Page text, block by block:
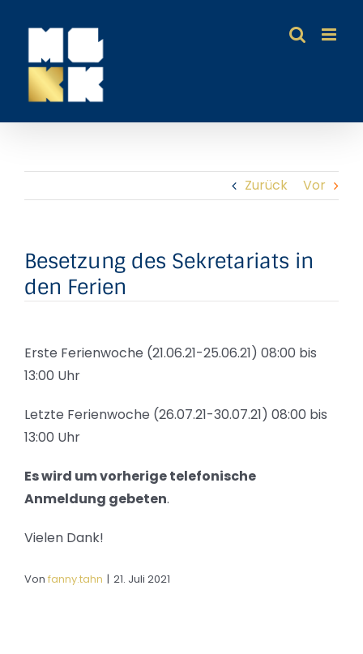
Inhalt
springen
Zurück Vor
Besetzung des Sekretariats in
den Ferien
Erste Ferienwoche (21.06.21-25.06.21) 08:00 bis
13:00 Uhr
Letzte Ferienwoche (26.07.21-30.07.21) 08:00 bis
13:00 Uhr
Es wird um vorherige telefonische
Anmeldung gebeten.
Vielen Dank!
Von fanny.tahn | 21. Juli 2021